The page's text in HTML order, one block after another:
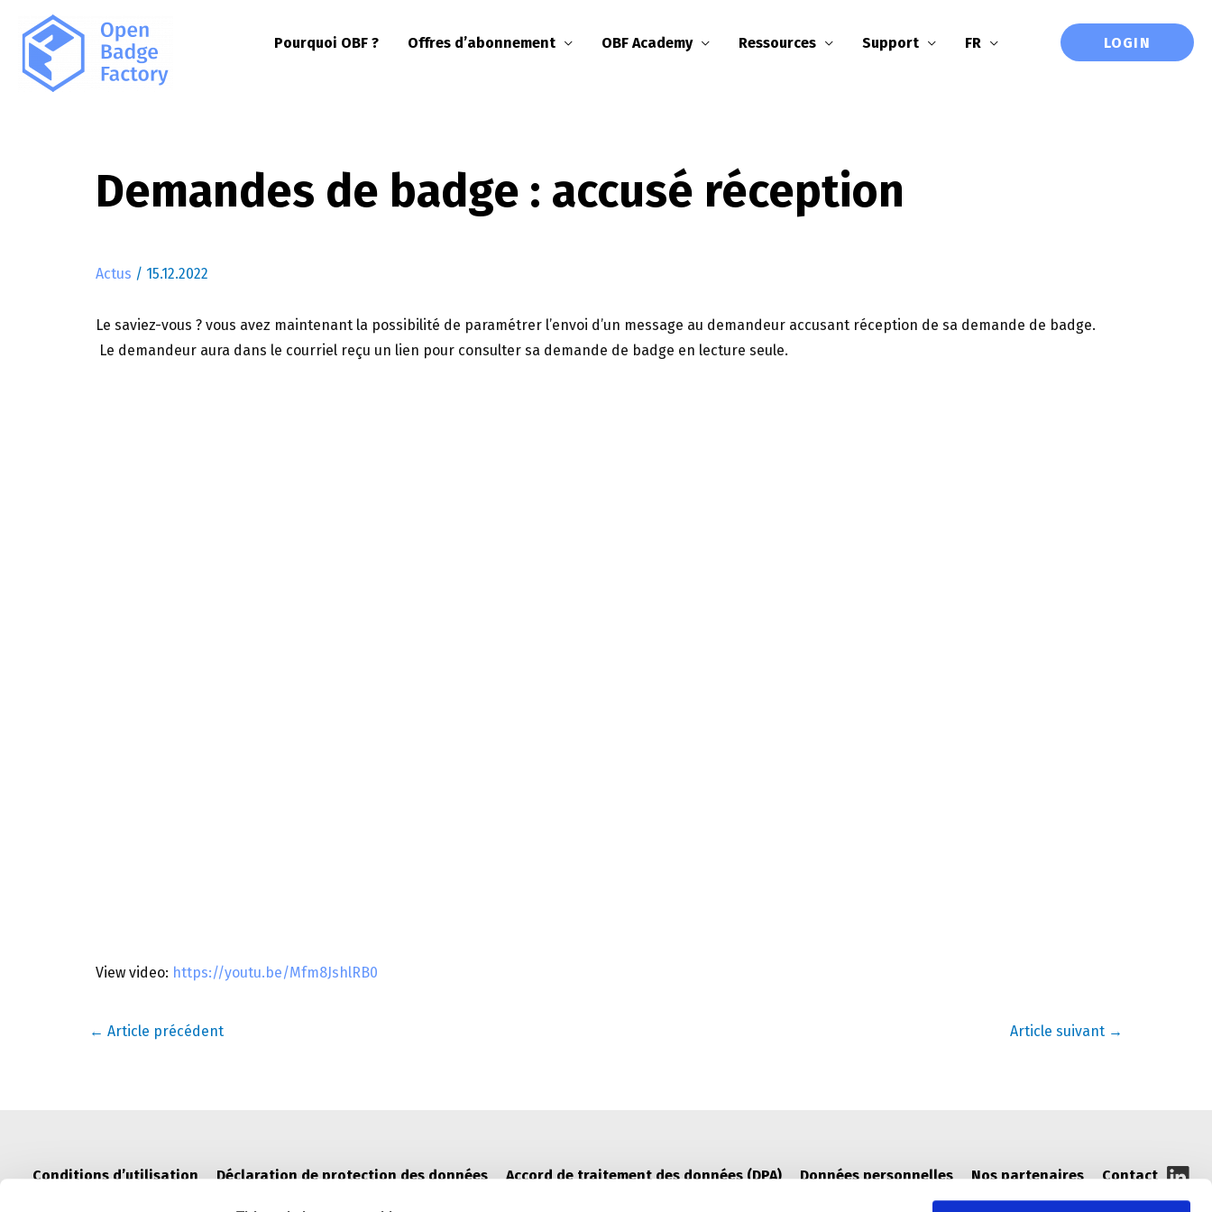
Pourquoi OBF ? Offres d’abonnement OBF Academy Ressources Support FR LOGIN
Demandes de badge : accusé réception
Actus / 15.12.2022
Le saviez-vous ? vous avez maintenant la possibilité de paramétrer l’envoi d’un message au demandeur accusant réception de sa demande de badge.
Le demandeur aura dans le courriel reçu un lien pour consulter sa demande de badge en lecture seule.
View video: https://youtu.be/Mfm8JshlRB0
Navigation
← Article précédent Article suivant →
Conditions d’utilisation Déclaration de protection des données Accord de traitement des données (DPA) Données personnelles Nos partenaires Contact